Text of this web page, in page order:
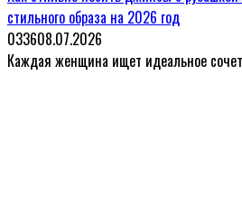
стильного образа на 2026 год
033608.07.2026
Каждая женщина ищет идеальное